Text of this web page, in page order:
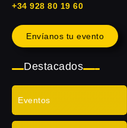
+34 928 80 19 60
Envíanos tu evento
Destacados
Eventos